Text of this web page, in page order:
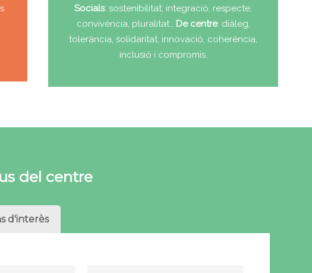
Socials: sostenibilitat, integració, respecte,
convivència, pluralitat… De centre: diàleg,
tolerància, solidaritat, innovació, coherència,
inclusió i compromís.
del centre
d'interès